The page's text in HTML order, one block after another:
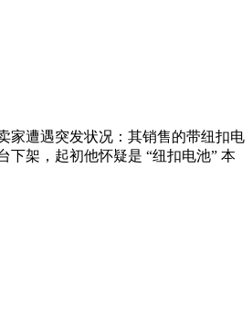
家遭遇突发状况：其销售的带纽扣电
下架，起初他怀疑是 “纽扣电池” 本